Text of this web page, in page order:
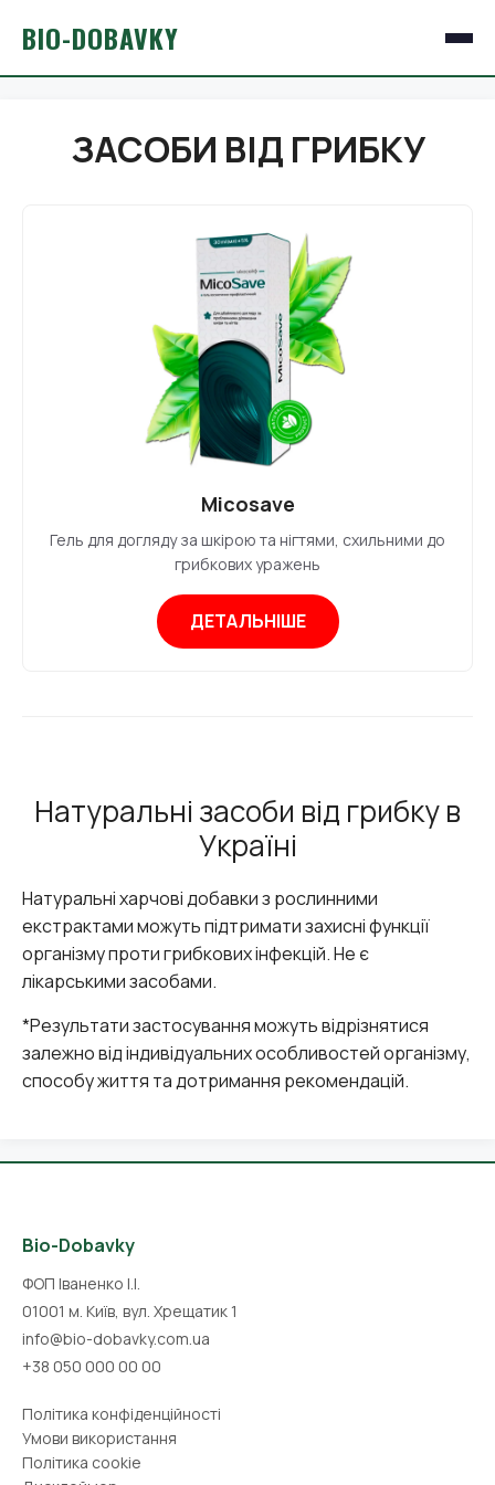
BIO-DOBAVKY
ЗАСОБИ ВІД ГРИБКУ
Micosave
Гель для догляду за шкірою та нігтями, схильними до
грибкових уражень
ДЕТАЛЬНІШЕ
Натуральні засоби від грибку в
Україні
Натуральні харчові добавки з рослинними
екстрактами можуть підтримати захисні функції
організму проти грибкових інфекцій. Не є
лікарськими засобами.
*Результати застосування можуть відрізнятися
залежно від індивідуальних особливостей організму,
способу життя та дотримання рекомендацій.
Bio-Dobavky
ФОП Іваненко І.І.
01001 м. Київ, вул. Хрещатик 1
info@bio-dobavky.com.ua
+38 050 000 00 00
Політика конфіденційності
Умови використання
Політика cookie